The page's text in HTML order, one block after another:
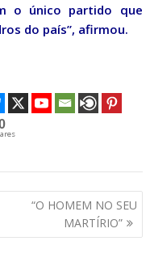
o único partido que
do país”, afirmou.
“O HOMEM NO SEU
MARTÍRIO”